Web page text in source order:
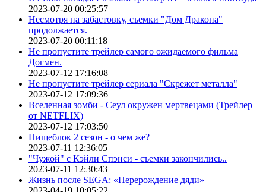
2023-07-20 00:25:57
Несмотря на забастовку, съемки "Дом Дракона"
продолжается.
2023-07-20 00:11:18
Не пропустите трейлер самого ожидаемого фильма
Догмен.
2023-07-12 17:16:08
Не пропустите трейлер сериала "Скрежет металла"
2023-07-12 17:09:36
Вселенная зомби - Сеул окружен мертвецами (Трейлер
от NETFLIX)
2023-07-12 17:03:50
Пищеблок 2 сезон - о чем же?
2023-07-11 12:36:05
"Чужой" с Кэйли Спэнси - съемки закончились..
2023-07-11 12:30:43
Жизнь после SEGA: «Перерождение дяди»